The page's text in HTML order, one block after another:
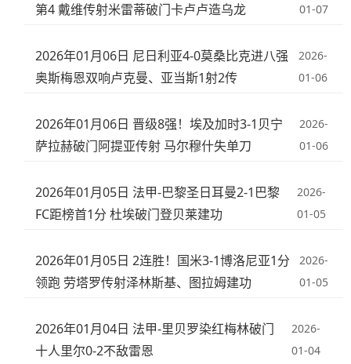
第4 戴维传射米雷蒂破门卡卢卢造乌龙
01-07
2026年01月06日 尼日利亚4-0莫桑比克进八强
奥斯梅恩双响卢克曼、亚当斯1射2传
2026-
01-06
2026年01月06日 晋级8强！埃及加时3-1贝宁
萨拉赫破门阿提亚传射 马尔穆什失单刀
2026-
01-06
2026年01月05日 法甲-巴黎圣日耳曼2-1巴黎
FC距榜首1分 杜埃破门登贝莱建功
2026-
01-05
2026年01月05日 2连胜！国米3-1博洛尼亚1分
领跑 劳塔罗传射泽林斯基、图拉姆建功
2026-
01-05
2026年01月04日 法甲-里贝罗染红梅林破门
十人里尔0-2不敌雷恩
2026-
01-04